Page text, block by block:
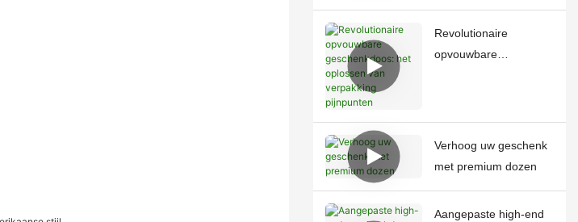
Revolutionaire
opvouwbare
Verhoog uw geschenk
met premium dozen
Aangepaste high-end